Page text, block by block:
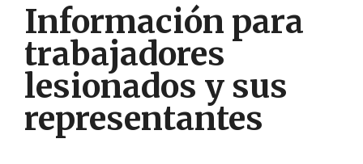
Información para
trabajadores
lesionados y sus
representantes